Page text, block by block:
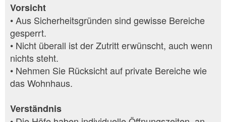
Vorsicht
• Aus Sicherheitsgründen sind gewisse Bereiche
gesperrt.
• Nicht überall ist der Zutritt erwünscht, auch wenn
nichts steht.
• Nehmen Sie Rücksicht auf private Bereiche wie
das Wohnhaus.
Verständnis